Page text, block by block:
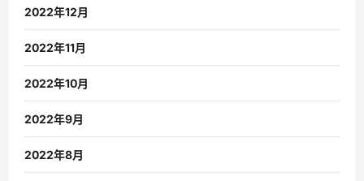
2022年12月
2022年11月
2022年10月
2022年9月
2022年8月